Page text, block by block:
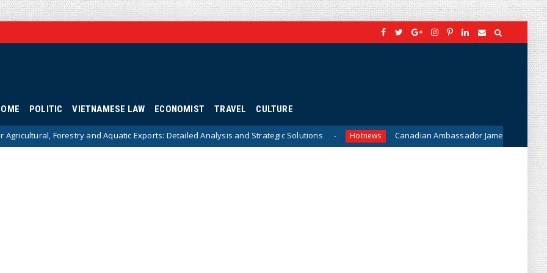
POLITIC VIETNAMESE LAW ECONOMIST TRAVEL CULTURE
and Aquatic Exports: Detailed Analysis and Strategic Solutions Hotnews Canadian Ambassador James Nickel Meets General